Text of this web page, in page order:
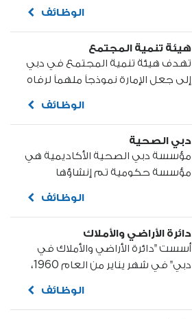
تثمين قيم العدالة والمساواة
والاستقلالية...
الوظائف
هيئة تنمية المجتمع
تهدف هيئة تنمية المجتمع في دبي
إلى جعل الإمارة نموذجاً ملهماً لرفاه
وحماية اجتماعية تشمل جميع سكان
الوظائف
دبي الصحية
مؤسسة دبي الصحية الأكاديمية هي
مؤسسة حكومية تم إنشاؤها
تهدف هذه المؤسسة إلى تعزيز
الوظائف
دائرة الأراضي والأملاك
أسست "دائرة الأراضي والأملاك في
دبي" في شهر يناير من العام 1960،
عمليات بيع الأراضي وشرائها، إلى
الوظائف